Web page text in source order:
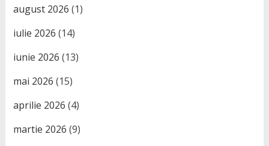
august 2026 (1)
iulie 2026 (14)
iunie 2026 (13)
mai 2026 (15)
aprilie 2026 (4)
martie 2026 (9)